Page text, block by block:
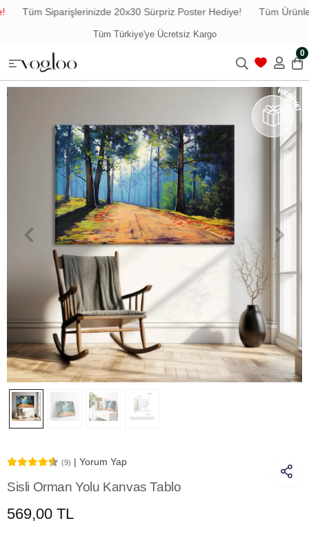
Tüm Siparişlerinizde 20x30 Sürpriz Poster Hediye! Tüm
Tüm Türkiye'ye Ücretsiz Kargo
0
(9) | Yorum Yap
Sisli Orman Yolu Kanvas Tablo
569,00 TL